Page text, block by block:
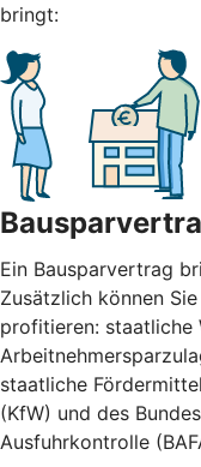
bringt:
Ein Bausparvertrag
Zusätzlich können
profitieren: staatliche
staatliche
(KfW) und des
Ausfuhrkontrolle